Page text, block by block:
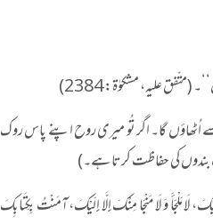
گا۔ اگر تُو میری روح اپنے پاس روک
بندوں کی حفاظت کرتا ہے۔)
مَلْجَأَ وَ لَا مَنْجَا مِنْکَ إِلَّا إِلَیْکَ، آمَنْتُ بِکِتَابِکَ